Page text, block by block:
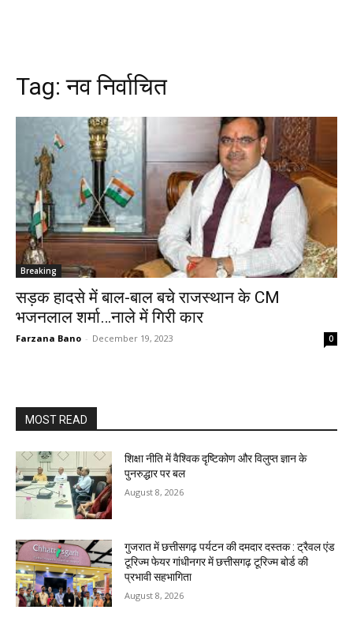
Tag:नव निर्वाचित
Breaking
सड़क हादसे में बाल-बाल बचे राजस्थान के CM
भजनलाल शर्मा…नाले में गिरी कार
Farzana Bano - December 19, 2023 0
MOST READ
शिक्षा नीति में वैश्विक दृष्टिकोण और विलुप्त ज्ञान के
पुनरुद्धार पर बल
August 8, 2026
गुजरात में छत्तीसगढ़ पर्यटन की दमदार दस्तक : ट्रैवल एंड
टूरिज्म फेयर गांधीनगर में छत्तीसगढ़ टूरिज्म बोर्ड की
प्रभावी सहभागिता
August 8, 2026